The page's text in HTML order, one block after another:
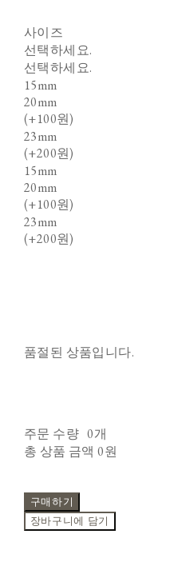
사이즈
선택하세요.
선택하세요.
15mm
20mm
(+100원)
23mm
(+200원)
15mm
20mm
(+100원)
23mm
(+200원)
품절된 상품입니다.
주문 수량 0개
총 상품 금액 0원
구매하기
장바구니에 담기